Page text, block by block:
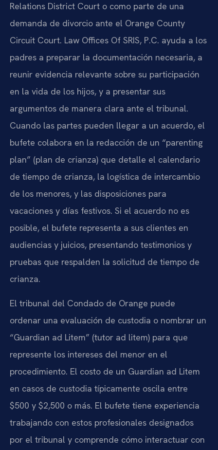
Relations District Court o como parte de una
demanda de divorcio ante el Orange County
Circuit Court. Law Offices Of SRIS, P.C. ayuda a los
padres a preparar la documentación necesaria, a
reunir evidencia relevante sobre su participación
en la vida de los hijos, y a presentar sus
argumentos de manera clara ante el tribunal.
Cuando las partes pueden llegar a un acuerdo, el
bufete colabora en la redacción de un “parenting
plan” (plan de crianza) que detalle el calendario
de tiempo de crianza, la logística de intercambio
de los menores, y las disposiciones para
vacaciones y días festivos. Si el acuerdo no es
posible, el bufete representa a sus clientes en
audiencias y juicios, presentando testimonios y
pruebas que respalden la solicitud de tiempo de
crianza.
El tribunal del Condado de Orange puede
ordenar una evaluación de custodia o nombrar un
“Guardian ad Litem” (tutor ad litem) para que
represente los intereses del menor en el
procedimiento. El costo de un Guardian ad Litem
en casos de custodia típicamente oscila entre
$500 y $2,500 o más. El bufete tiene experiencia
trabajando con estos profesionales designados
por el tribunal y comprende cómo interactuar con